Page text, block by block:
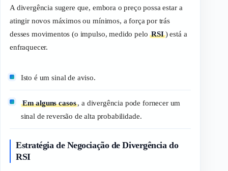
A divergência sugere que, embora o preço possa estar a
atingir novos máximos ou mínimos, a força por trás
desses movimentos (o impulso, medido peloRSI) está a
enfraquecer.
Isto é um sinal de aviso.
Em alguns casos , a divergência pode fornecer um
sinal de reversão de alta probabilidade.
Estratégia de Negociação de Divergência do
RSI